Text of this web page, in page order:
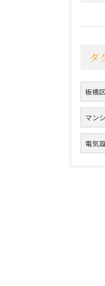
タ
板橋区
マン
電気